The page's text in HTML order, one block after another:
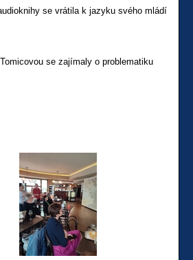
se vrátila k jazyku svého mládí
se zajímaly o problematiku